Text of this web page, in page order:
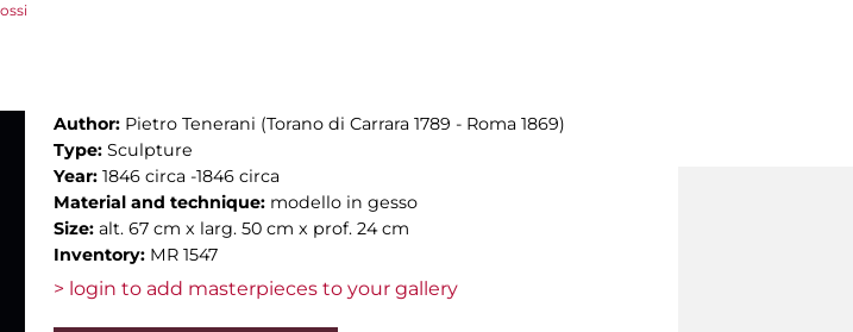
Author: Pietro Tenerani (Torano di Carrara 1789 - Roma 1869)
Type: Sculpture
Year: 1846 circa -1846 circa
Material and technique: modello in gesso
Size: alt. 67 cm x larg. 50 cm x prof. 24 cm
Inventory: MR 1547
> login to add masterpieces to your gallery